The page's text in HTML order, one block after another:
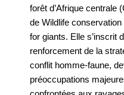
forêt d’Afrique centrale
de Wildlife
for giants. Elle s’inscrit
renforcement de la
conflit homme-faune,
préoccupations